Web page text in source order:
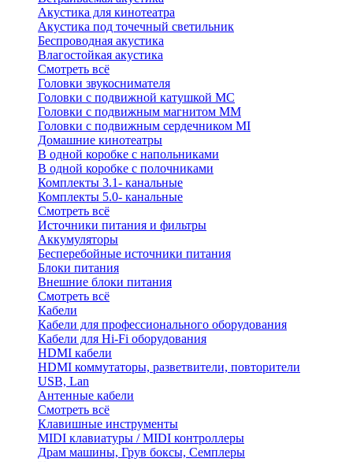
Акустика для кинотеатра
Акустика под точечный светильник
Беспроводная акустика
Влагостойкая акустика
Смотреть всё
Головки звукоснимателя
Головки с подвижной катушкой MC
Головки с подвижным магнитом ММ
Головки с подвижным сердечником MI
Домашние кинотеатры
В одной коробке с напольниками
В одной коробке с полочниками
Комплекты 3.1- канальные
Комплекты 5.0- канальные
Смотреть всё
Источники питания и фильтры
Аккумуляторы
Бесперебойные источники питания
Блоки питания
Внешние блоки питания
Смотреть всё
Кабели
Кабели для профессионального оборудования
Кабели для Hi-Fi оборудования
HDMI кабели
HDMI коммутаторы, разветвители, повторители
USB, Lan
Антенные кабели
Смотреть всё
Клавишные инструменты
MIDI клавиатуры / MIDI контроллеры
Драм машины, Грув боксы, Семплеры